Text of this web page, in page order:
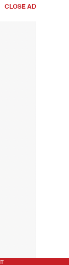
CLOSE AD